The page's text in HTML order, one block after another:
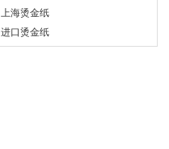
上海烫金纸
进口烫金纸